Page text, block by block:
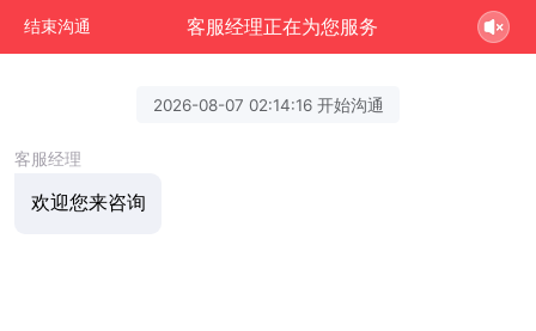
结束沟通 客服经理正在为您服务
2026-08-07 02:14:16 开始沟通
客服经理
欢迎您来咨询